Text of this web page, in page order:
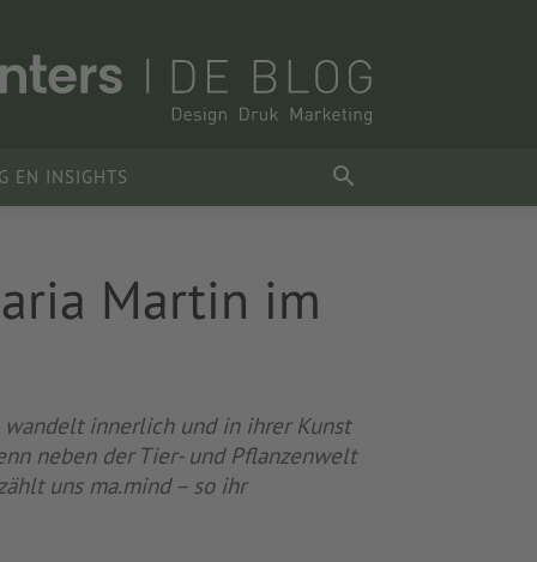
EN INSIGHTS
Martin im
innerlich und in ihrer Kunst
neben der Tier- und Pflanzenwelt
uns ma.mind – so ihr